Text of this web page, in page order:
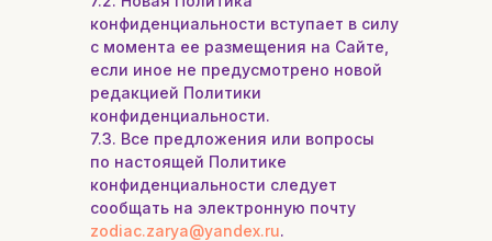
конфиденциальности вступает в силу
с момента ее размещения на Сайте,
если иное не предусмотрено новой
редакцией Политики
конфиденциальности.
7.3. Все предложения или вопросы
по настоящей Политике
конфиденциальности следует
сообщать на электронную почту
zodiac.zarya@yandex.ru.